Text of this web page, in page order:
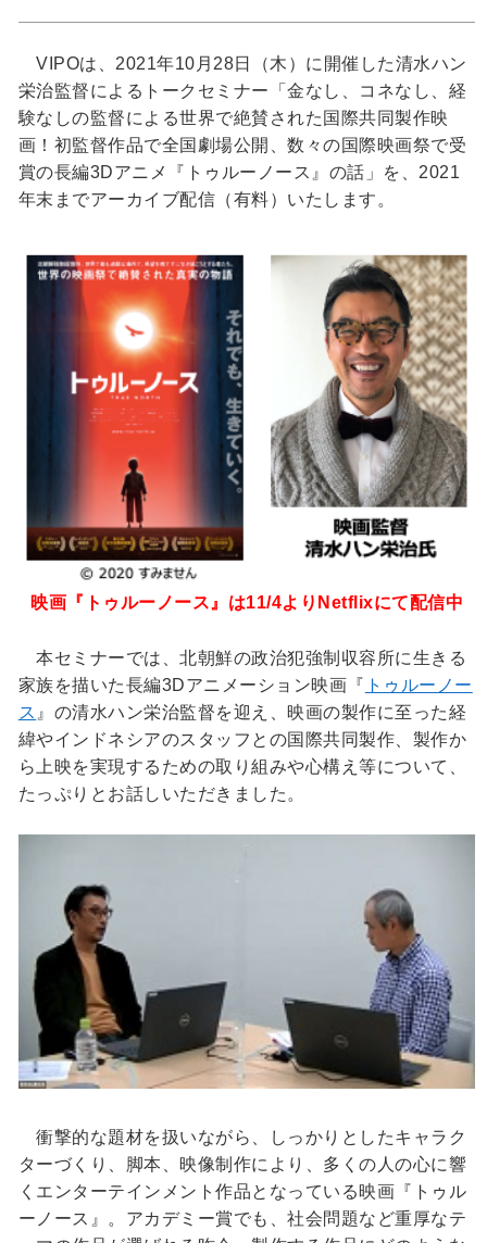
VIPOは、2021年10月28日（木）に開催した清水ハン
栄治監督によるトークセミナー「金なし、コネなし、経
験なしの監督による世界で絶賛された国際共同製作映
画！初監督作品で全国劇場公開、数々の国際映画祭で受
賞の長編3Dアニメ『トゥルーノース』の話」を、2021
年末までアーカイブ配信（有料）いたします。
映画『トゥルーノース』は11/4よりNetflixにて配信中
本セミナーでは、北朝鮮の政治犯強制収容所に生きる
家族を描いた長編3Dアニメーション映画『 トゥルーノー
ス 』の清水ハン栄治監督を迎え、映画の製作に至った経
緯やインドネシアのスタッフとの国際共同製作、製作か
ら上映を実現するための取り組みや心構え等について、
たっぷりとお話しいただきました。
衝撃的な題材を扱いながら、しっかりとしたキャラク
ターづくり、脚本、映像制作により、多くの人の心に響
くエンターテインメント作品となっている映画『トゥル
ーノース』。アカデミー賞でも、社会問題など重厚なテ